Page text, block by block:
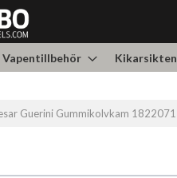
Vapentillbehör Kikarsikten
Guerini Gummikolvkam 1822071